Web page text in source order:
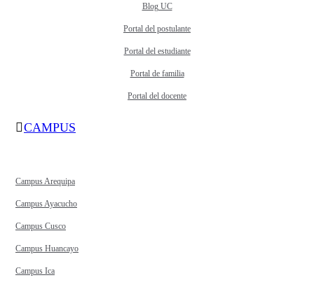
Blog UC
Portal del postulante
Portal del estudiante
Portal de familia
Portal del docente
CAMPUS
Campus Arequipa
Campus Ayacucho
Campus Cusco
Campus Huancayo
Campus Ica